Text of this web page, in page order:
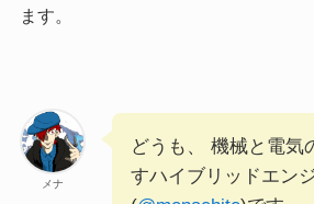
ます。
メナ
どうも、 機械と電気
すハイブリッドエン